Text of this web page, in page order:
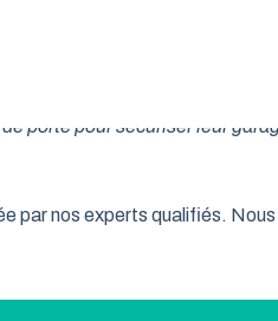
porte pour sécuriser leur
par nos experts qualifiés.